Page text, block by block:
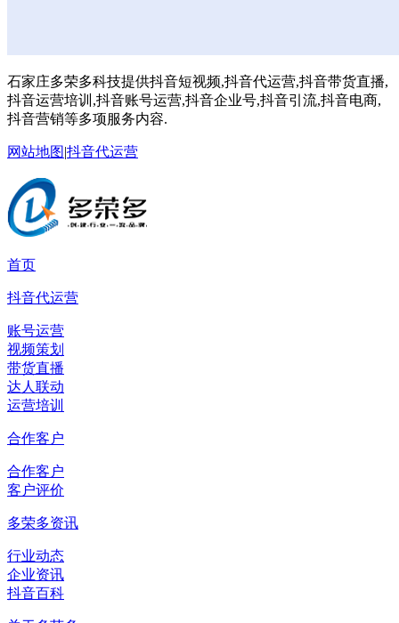
石家庄多荣多科技提供抖音短视频,抖音代运营,抖音带货直播,
抖音运营培训,抖音账号运营,抖音企业号,抖音引流,抖音电商,
抖音营销等多项服务内容.
网站地图|抖音代运营
首页
抖音代运营
账号运营
视频策划
带货直播
达人联动
运营培训
合作客户
合作客户
客户评价
多荣多资讯
行业动态
企业资讯
抖音百科